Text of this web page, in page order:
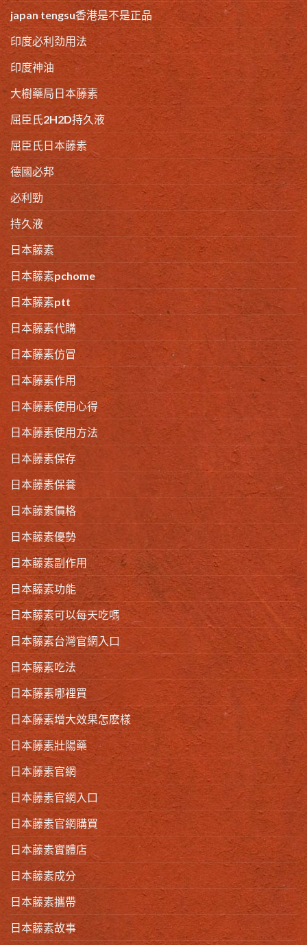
japan tengsu香港是不是正品
印度必利劲用法
印度神油
大樹藥局日本藤素
屈臣氏2H2D持久液
屈臣氏日本藤素
德國必邦
必利勁
持久液
日本藤素
日本藤素pchome
日本藤素ptt
日本藤素代購
日本藤素仿冒
日本藤素作用
日本藤素使用心得
日本藤素使用方法
日本藤素保存
日本藤素保養
日本藤素價格
日本藤素優勢
日本藤素副作用
日本藤素功能
日本藤素可以每天吃嗎
日本藤素台灣官網入口
日本藤素吃法
日本藤素哪裡買
日本藤素增大效果怎麽樣
日本藤素壯陽藥
日本藤素官網
日本藤素官網入口
日本藤素官網購買
日本藤素實體店
日本藤素成分
日本藤素攜帶
日本藤素故事